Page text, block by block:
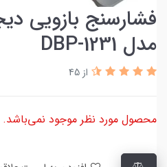
فشارسنج بازویی
مدل DBP-1231
از 45
محصول مورد نظر موجود نمی‌باشد.